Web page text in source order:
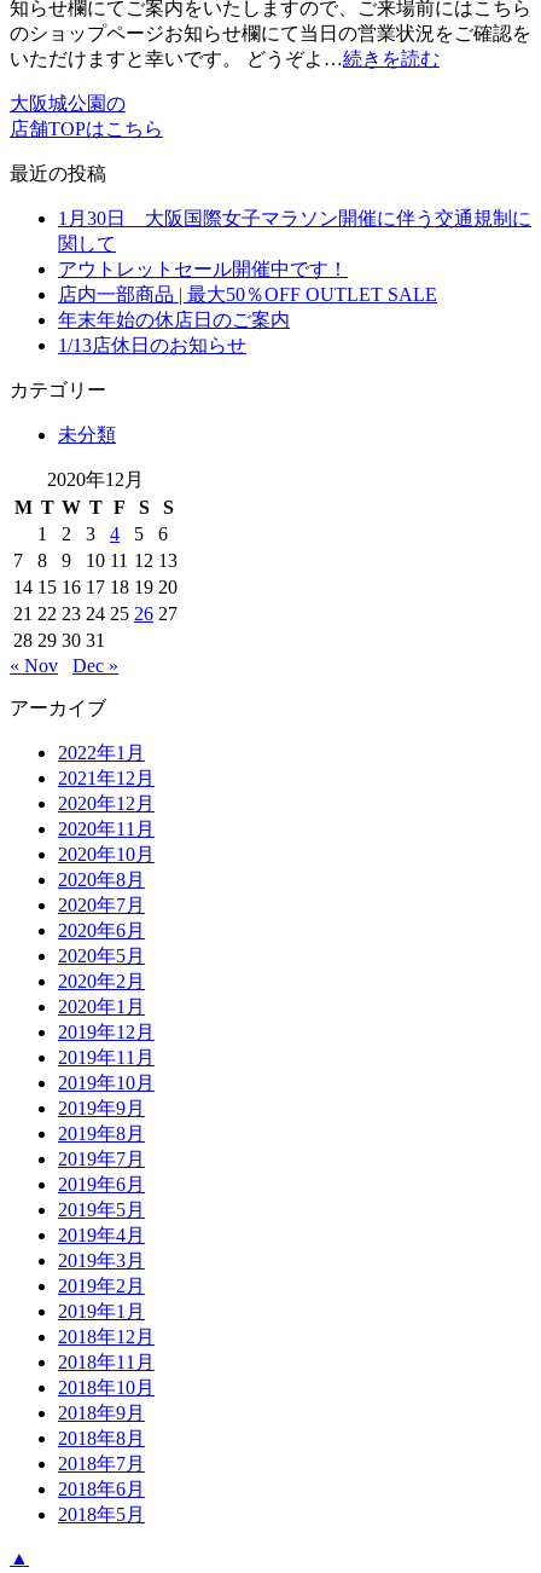
知らせ欄にてご案内をいたしますので、ご来場前にはこちら
のショップページお知らせ欄にて当日の営業状況をご確認を
いただけますと幸いです。 どうぞよ…続きを読む
大阪城公園の
店舗TOPはこちら
最近の投稿
1月30日 大阪国際女子マラソン開催に伴う交通規制に
関して
アウトレットセール開催中です！
店内一部商品 | 最大50％OFF OUTLET SALE
年末年始の休店日のご案内
1/13店休日のお知らせ
カテゴリー
未分類
2020年12月
M T W T F S
S
1
2 3 4 5
6
7
8 9 10 11 12 13
14 15 16 17 18 19 20
21 22 23 24 25 26 27
28 29 30 31
« Nov
Dec »
アーカイブ
2022年1月
2021年12月
2020年12月
2020年11月
2020年10月
2020年8月
2020年7月
2020年6月
2020年5月
2020年2月
2020年1月
2019年12月
2019年11月
2019年10月
2019年9月
2019年8月
2019年7月
2019年6月
2019年5月
2019年4月
2019年3月
2019年2月
2019年1月
2018年12月
2018年11月
2018年10月
2018年9月
2018年8月
2018年7月
2018年6月
2018年5月
▲